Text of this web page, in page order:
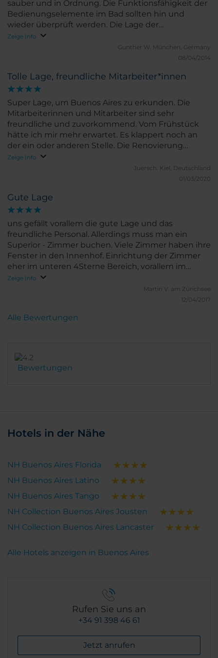
sauber und in Ordnung. Die Funktionsfähigkeit der
Bedienungselemente im Bad sollten hin und
wieder überprüft werden. Die Lage der
Metrostation vor der Tür ist sehr praktisch.
Zeige Info
Gunther W. München, Germany
08/04/2014
Tolle Lage, freundliche Mitarbeiter*innen
Super Lage, um Buenos Aires zu erkunden. Die
Mitarbeiterinnen und Mitarbeiter sind sehr
freundliche und zuvorkommend. Vom Frühstück
hätte ich mir mehr erwartet. Es klappert noch an
der ein oder anderen Stelle. Die Renovierung
scheint noch nicht abgeschlossen zu sein (Arbeiten
im 1. OG). Auf meinem Zimmer war zu Beginn auch
keine "Kaffee- und Teezubereitungsmöglichkeit"
einen Wasserkocher, aber weder Tassen noch
Teebeutel.
Zeige Info
Juersch. Kiel, Deutschland
01/03/2020
Gute Lage
uns gefällt vorallem die gute Lage und das
freundliche Personal. Allerdings muss man ein
Superior - Zimmer buchen. Viele Zimmer haben ihre
Fenster in den Innenhof. Einrichtung der Zimmer
eher im unteren 4Sterne Bereich, vorallem im
Vergleich mit anderen NH Hotels.
Zeige Info
Martin V. am Zürichsee
12/04/2017
Bewertungen
Alle Bewertungen
Hotels in der Nähe
NH Buenos Aires Florida
NH Buenos Aires Latino
NH Buenos Aires Tango
NH Collection Buenos Aires Jousten
NH Collection Buenos Aires Lancaster
Alle Hotels anzeigen in Buenos Aires
Rufen Sie uns an
+34 91 398 46 61
Jetzt anrufen